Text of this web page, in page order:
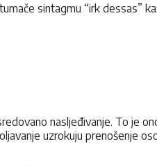
sintagmu “irk dessas”
nasljeđivanje. To je
uzrokuju prenošenje